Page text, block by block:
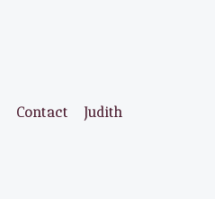
Contact Judith